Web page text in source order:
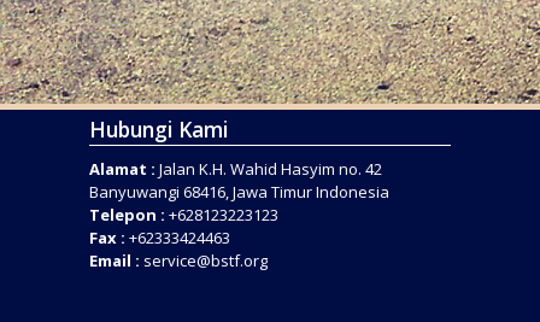
Hubungi Kami
Alamat : Jalan K.H. Wahid Hasyim no. 42
Banyuwangi 68416, Jawa Timur Indonesia
Telepon : +628123223123
Fax : +62333424463
Email : service@bstf.org